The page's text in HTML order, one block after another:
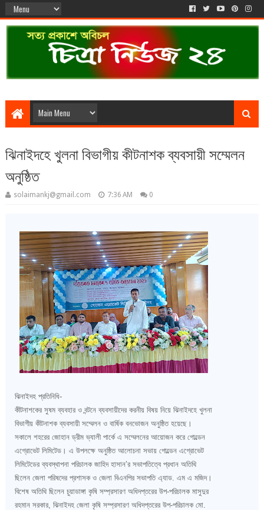
ঝিনাইদহে খুলনা বিভাগীয় কীটনাশক ব্যবসায়ী সম্মেলন
অনুষ্ঠিত
solaimankj@gmail.com 7:36 AM 0
ঝিনাইদহ প্রতিনিধি-
কীটনাশকের সুষম ব্যবহার ও বন্টনে ব্যবসায়ীদের করনীয় বিষয় নিয়ে ঝিনাইদহে খুলনা
বিভাগীয় কীটনাশক ব্যবসায়ী সম্মেলন ও বার্ষিক বনভোজন অনুষ্ঠিত হয়েছে।
সকালে শহরের জোহান ড্রীম ভ্যালী পার্কে এ সম্মেলনের আয়োজন করে গোল্ডেন
এগ্রোভেট লিমিটেড। এ উপলক্ষে অনুষ্ঠিত আলোচনা সভায় গোল্ডেন এগ্রোভেট
লিমিটেডের ব্যবস্থাপনা পরিচালক জাহিদ হাসান’র সভাপতিত্বে প্রধান অতিথি
ছিলেন জেলা পরিষদের প্রশাসক ও জেলা বিএনপির সভাপতি এ্যাড. এম এ মজিদ।
বিশেষ অতিথি ছিলেন চুয়াডাঙ্গা কৃষি সম্প্রসারণ অধিদপ্তরের উপ-পরিচালক মাসুদুর
রহমান সরকার, ঝিনাইদহ জেলা কৃষি সম্প্রসারণ অধিদপ্তরের উপ-পরিচালক মো.